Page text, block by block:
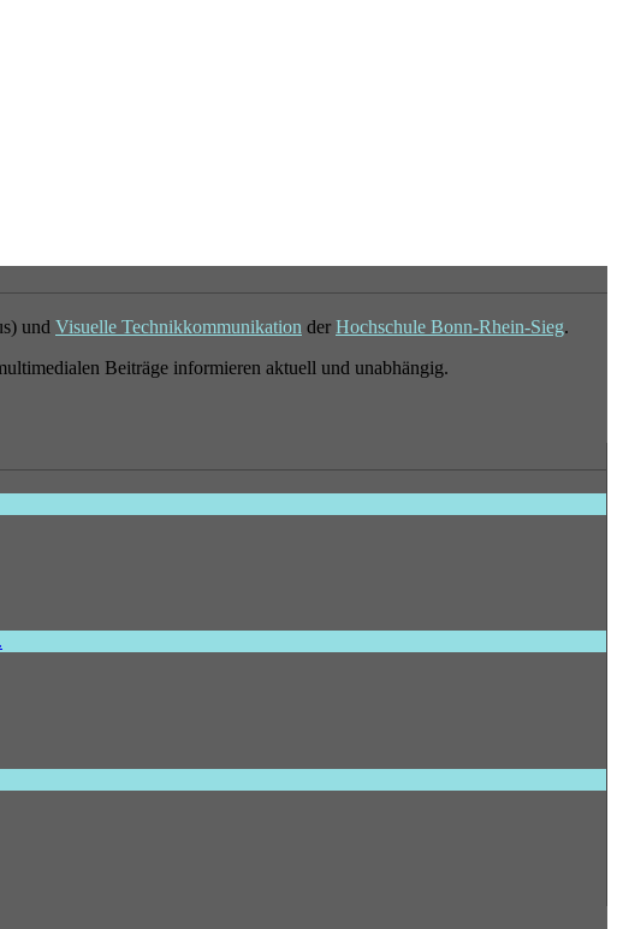
und Visuelle Technikkommunikation der Hochschule Bonn-Rhein-Sieg.
Beiträge informieren aktuell und unabhängig.